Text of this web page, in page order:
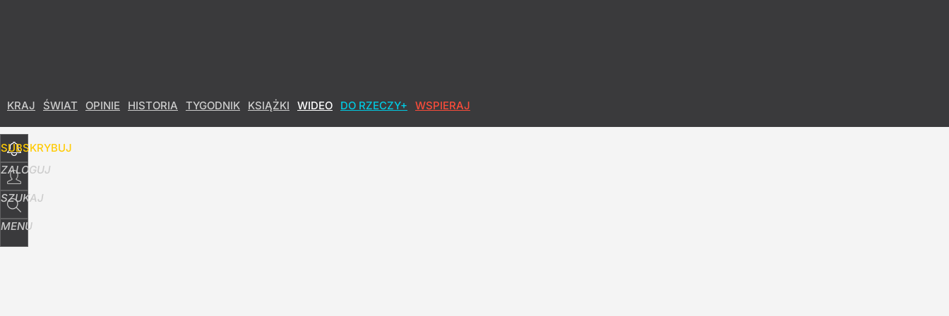
KRAJ ŚWIAT OPINIE HISTORIA TYGODNIK KSIĄŻKI WIDEO DO RZECZY+ WSPIERAJ
SUBSKRYBUJ
ZALOGUJ
SZUKAJ
MENU